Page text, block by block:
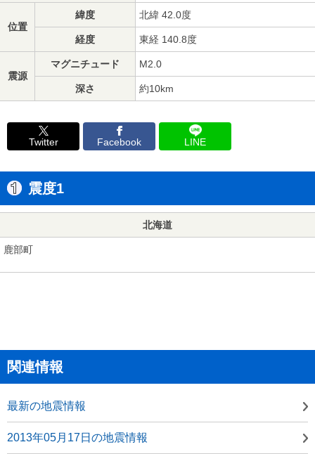
位置
緯度 北緯 42.0度
経度 東経 140.8度
震源
マグニチュード M2.0
深さ 約10km
Twitter Facebook LINE
震度1
北海道
鹿部町
関連情報
最新の地震情報
2013年05月17日の地震情報